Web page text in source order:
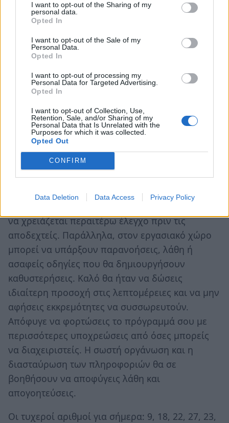
I want to opt-out of the Sharing of my
personal data.
Opted In
I want to opt-out of the Sale of my
Personal Data.
Opted In
I want to opt-out of processing my
Personal Data for Targeted Advertising.
Opted In
I want to opt-out of Collection, Use,
Retention, Sale, and/or Sharing of my
Personal Data that Is Unrelated with the
Purposes for which it was collected.
Opted Out
CONFIRM
Data Deletion Data Access Privacy Policy
Με ψυχραιμία και προσοχή στις λεπτομέρειες
θα μπορέσεις να διακρίνεις ποιοι άνθρωποι
δημιουργούν σύγχυση γύρω σου.
Οι τυχεροί αριθμοί για σήμερα: 48, 27, 8, 26, 6,
28 και 9
Σκορπιός ♏
Ο Ερμής στον 9οσου θα σχηματίσει τετράγωνο
με τον Ποσειδώνα από τον 6 σου, φέρνοντας
ασάφεια σε θέματα που σχετίζονται με σπουδές,
ταξίδια, νομικές υποθέσεις ή σημαντικά σχέδια
για το μέλλον. Πληροφορίες που λαμβάνεις
να χρειάζεται περαιτέρω έλεγχο πριν τις
αποδεχτείς. Παράλληλα, στον εργασιακό χώρο
μπορεί να υπάρξουν παρανοήσεις, λάθη ή
ασαφείς οδηγίες που θα δημιουργήσουν
καθυστερήσεις. Καλό θα ήταν να δώσεις
ιδιαίτερη προσοχή στις λεπτομέρειες και να μην
αφήσεις εκκρεμότητες να συσσωρευτούν.
Απόφυγε να φορτώσεις το πρόγραμμά σου με
περισσότερες υποχρεώσεις από όσες μπορείς
να διαχειριστείς. Η σωστή οργάνωση και η
διασταύρωση των πληροφοριών θα σε
βοηθήσουν να αποφύγεις λάθη και
απογοητεύσεις.
Οι τυχεροί αριθμοί για σήμερα: 9, 18, 22, 27, 23,